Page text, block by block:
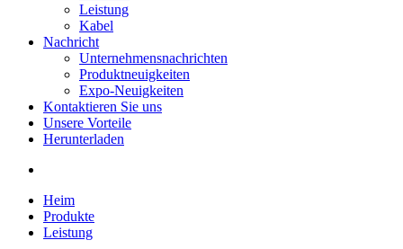
Leistung
Kabel
Nachricht
Unternehmensnachrichten
Produktneuigkeiten
Expo-Neuigkeiten
Kontaktieren Sie uns
Unsere Vorteile
Herunterladen
Heim
Produkte
Leistung